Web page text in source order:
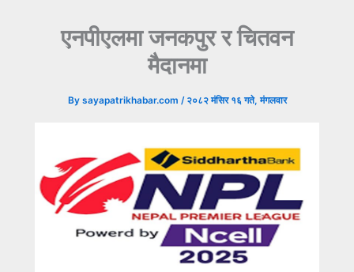
एनपीएलमा जनकपुर र चितवन
मैदानमा
By sayapatrikhabar.com / २०८२ मंसिर १६ गते, मंगलवार